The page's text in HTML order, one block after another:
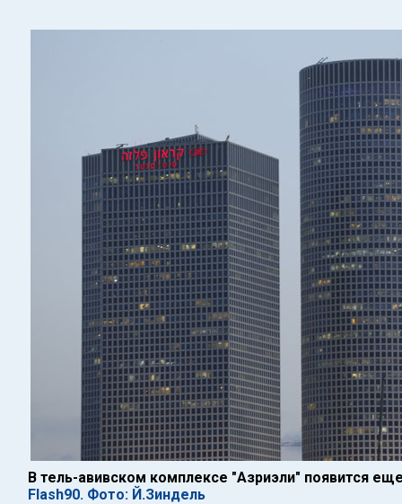
В тель-авивском комплексе "Азриэли" появится
Flash90. Фото: Й.Зиндель